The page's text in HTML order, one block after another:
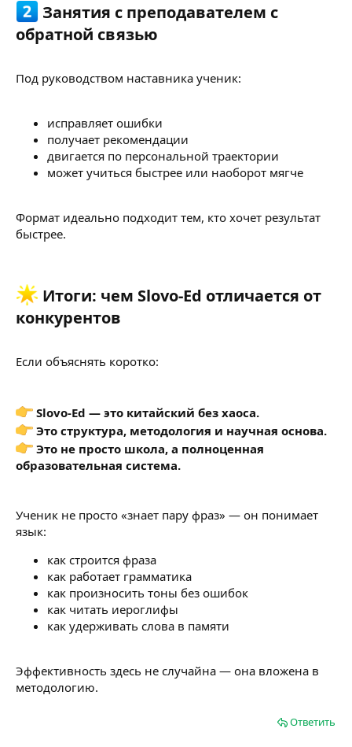
Занятия с преподавателем с
обратной связью
Под руководством наставника ученик:
исправляет ошибки
получает рекомендации
двигается по персональной траектории
может учиться быстрее или наоборот мягче
Формат идеально подходит тем, кто хочет результат
быстрее.
Итоги: чем Slovo-Ed отличается от
конкурентов​
Если объяснять коротко:
Slovo-Ed — это китайский без хаоса.
Это структура, методология и научная основа.
Это не просто школа, а полноценная
образовательная система.
Ученик не просто «знает пару фраз» — он понимает
язык:
как строится фраза
как работает грамматика
как произносить тоны без ошибок
как читать иероглифы
как удерживать слова в памяти
Эффективность здесь не случайна — она вложена в
методологию.
Ответить